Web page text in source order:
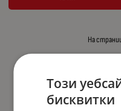
На
Този
бисквитки